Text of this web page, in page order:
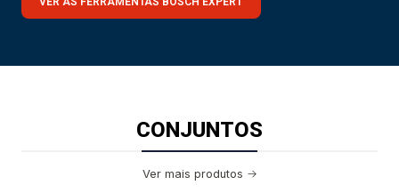
CONJUNTOS
Ver mais produtos